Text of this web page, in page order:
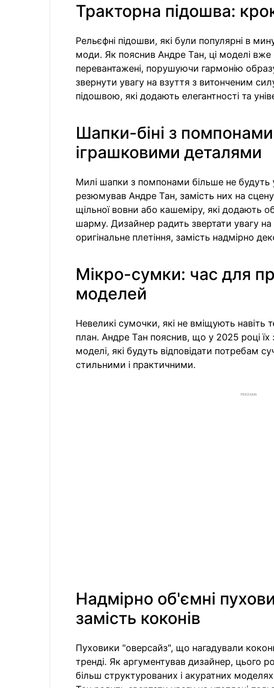
Тракторна підошва:
Рельєфні підошви, які були популярні в
моди. Як пояснив Андре Тан, ці моделі
перевантажені, порушуючи гармонію
звернути увагу на взуття з витонченим
підошвою, які додають елегантності та
Шапки-біні з
іграшковими деталями
Милі шапки з помпонами більше не будуть
резюмував Андре Тан, замість них на сцену
щільної вовни або кашеміру, які додають
шарму. Дизайнер радить звертати увагу
оригінальне плетіння, замість надмірно
Мікро-сумки: час для
моделей
Невеликі сумочки, які не вміщують навіть
план. Андре Тан пояснив, що у 2025 році їх
моделі, які будуть відповідати потребам
стильними і практичними.
РЕКЛАМА
Надмірно об'ємні
замість коконів
Пуховики "оверсайз", що нагадували
тренді. Як аргументував дизайнер, цього
більш структурованих і акуратних